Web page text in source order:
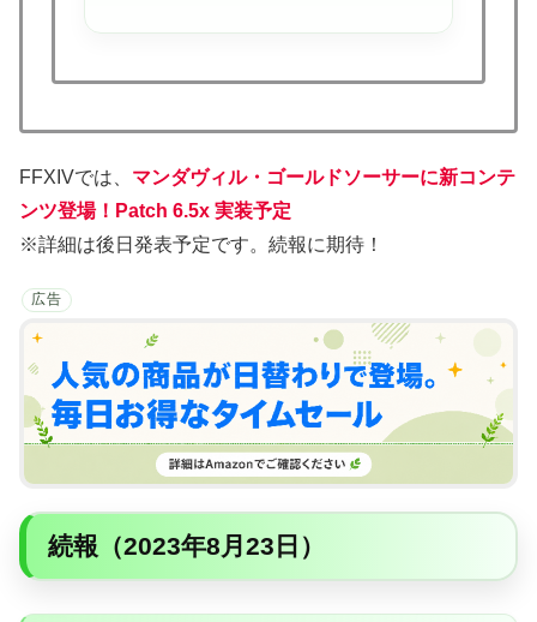
FFXIVでは、 マンダヴィル・ゴールドソーサーに新コンテ
ンツ登場！Patch 6.5x 実装予定
※詳細は後日発表予定です。続報に期待！
広告
続報（2023年8月23日）